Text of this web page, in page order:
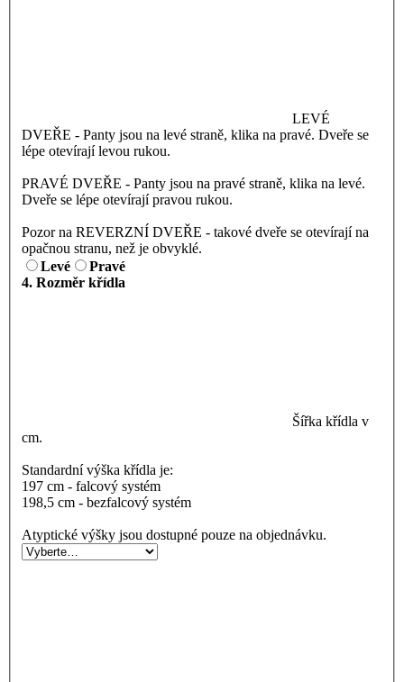
LEVÉ
DVEŘE - Panty jsou na levé straně, klika na pravé. Dveře se
lépe otevírají levou rukou.
PRAVÉ DVEŘE - Panty jsou na pravé straně, klika na levé.
Dveře se lépe otevírají pravou rukou.
Pozor na REVERZNÍ DVEŘE - takové dveře se otevírají na
opačnou stranu, než je obvyklé.
Levé
Pravé
4. Rozměr křídla
Šířka křídla v
cm.
Standardní výška křídla je:
197 cm - falcový systém
198,5 cm - bezfalcový systém
Atyptické výšky jsou dostupné pouze na objednávku.